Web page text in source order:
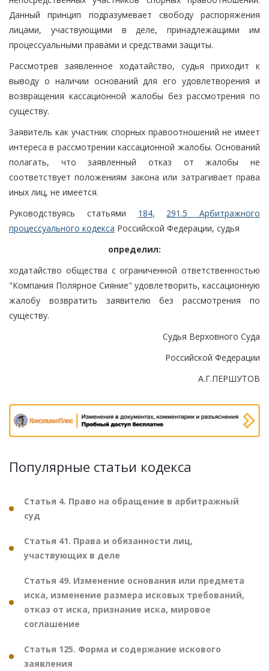
Данный принцип подразумевает свободу распоряжения
лицами, участвующими в деле, принадлежащими им
процессуальными правами и средствами защиты.
Рассмотрев заявленное ходатайство, судья приходит к
выводу о наличии оснований для его удовлетворения и
возвращения кассационной жалобы без рассмотрения по
существу.
Заявитель как участник спорных правоотношений не имеет
интереса в рассмотрении кассационной жалобы. Оснований
полагать, что заявленный отказ от жалобы не
соответствует положениям закона или затрагивает права
иных лиц, не имеется.
Руководствуясь статьями 184, 291.5 Арбитражного
процессуального кодекса Российской Федерации, судья
определил:
ходатайство общества с ограниченной ответственностью
"Компания Полярное Сияние" удовлетворить, кассационную
жалобу возвратить заявителю без рассмотрения по
существу.
Судья Верховного Суда
Российской Федерации
А.Г.ПЕРШУТОВ
Популярные статьи кодекса
Статья 4. Право на обращение в арбитражный
суд
Статья 41. Права и обязанности лиц,
участвующих в деле
Статья 49. Изменение основания или предмета
иска, изменение размера исковых требований,
отказ от иска, признание иска, мировое
соглашение
Статья 125. Форма и содержание искового
заявления